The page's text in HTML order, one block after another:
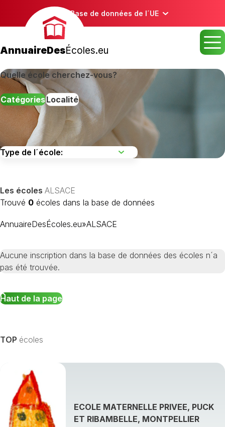
Base de données de l´UE
AnnuaireDesÉcoles.eu
Quelle école cherchez-vous?
CatégoriesLocalité
Les écoles ALSACE
Trouvé 0 écoles dans la base de données
AnnuaireDesÉcoles.eu»ALSACE
Aucune inscription dans la base de données des écoles n´a
pas été trouvée.
Haut de la page
TOP écoles
ECOLE MATERNELLE PRIVEE, PUCK
ET RIBAMBELLE, MONTPELLIER